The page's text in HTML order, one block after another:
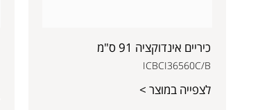
כיריים אינדוקציה 91 ס"מ
ICBCI36560C/B
לצפייה במוצר >